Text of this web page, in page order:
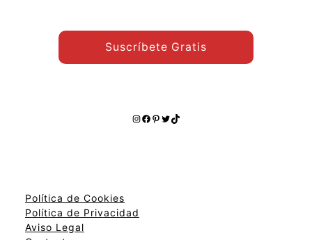
Suscríbete Gratis
Instagram
Facebook
Pinterest
Twitter
TikTok
Política de Cookies
Política de Privacidad
Aviso Legal